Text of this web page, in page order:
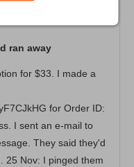
ran away
for $33. I made a
for Order ID:
I sent an e-mail to
They said they'd
25 Nov: I pinged them